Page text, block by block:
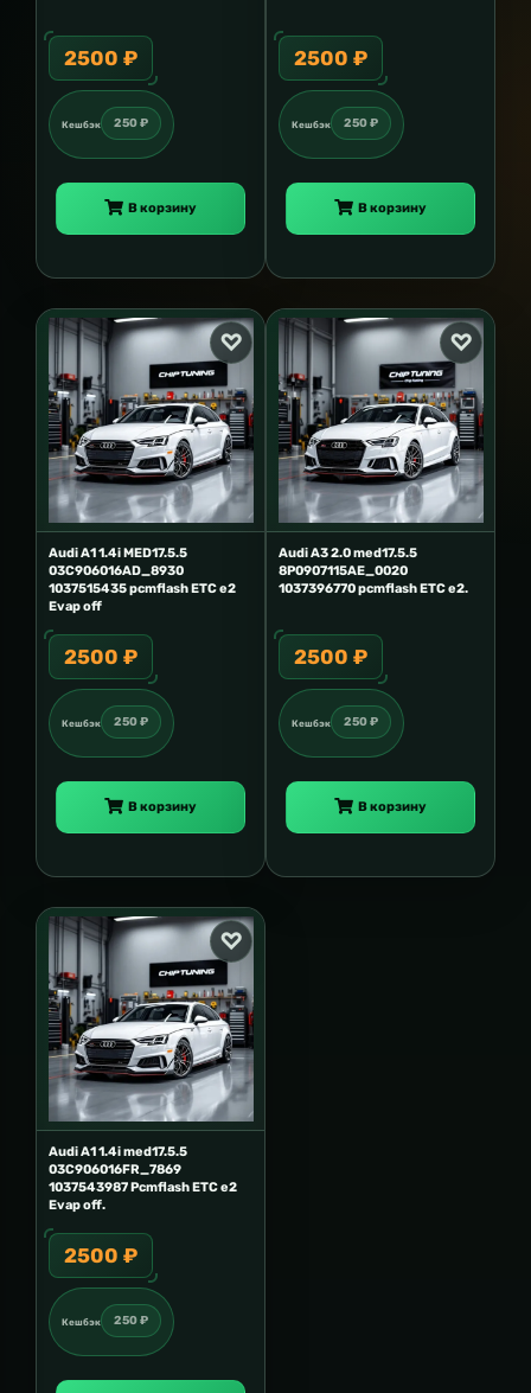
2500 ₽
Кешбэк 250 ₽
В корзину
2500 ₽
Кешбэк 250 ₽
В корзину
Audi A1 1.4i MED17.5.5
03C906016AD_8930
1037515435 pcmflash ETC e2
Evap off
2500 ₽
Кешбэк 250 ₽
В корзину
Audi A3 2.0 med17.5.5
8P0907115AE_0020
1037396770 pcmflash ETC e2.
2500 ₽
Кешбэк 250 ₽
В корзину
Audi A1 1.4i med17.5.5
03C906016FR_7869
1037543987 Рcmflash ETC e2
Evap off.
2500 ₽
Кешбэк 250 ₽